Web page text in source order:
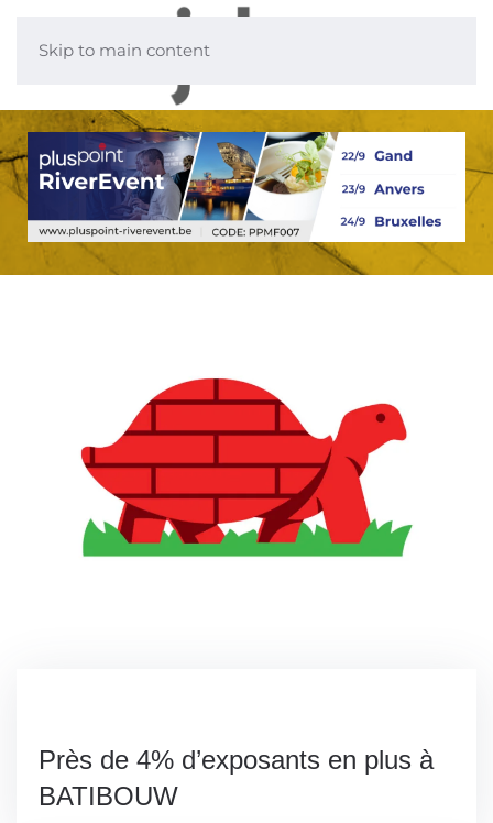
Skip to main content
Près de 4% d’exposants en plus à
BATIBOUW